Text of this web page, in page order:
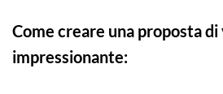
Come creare una proposta di
impressionante: